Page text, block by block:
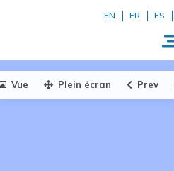
EN FR ES
Vue Plein écran Prev